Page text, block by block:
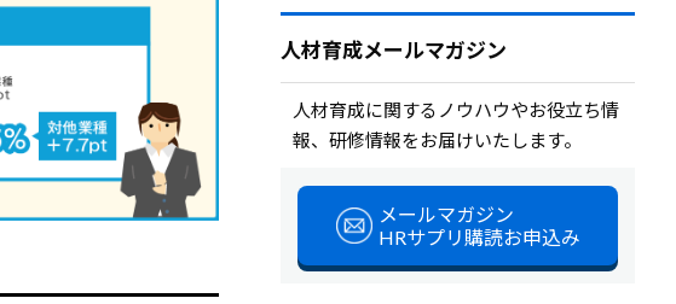
人材育成メールマガジン
人材育成に関するノウハウやお役立ち情
報、研修情報をお届けいたします。
メールマガジン
HRサプリ購読お申込み